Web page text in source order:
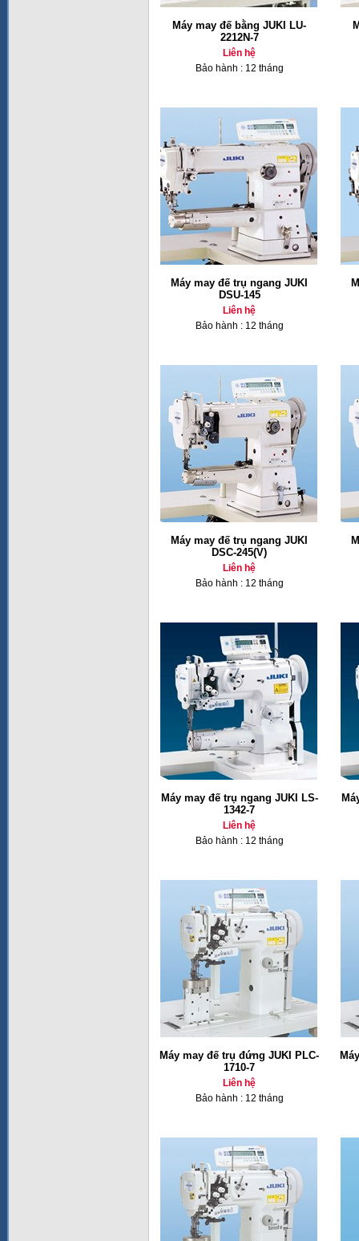
Máy may đế bằng JUKI LU-
2212N-7
Liên hệ
Bảo hành : 12 tháng
Máy may đế trụ ngang JUKI
DSU-145
Liên hệ
Bảo hành : 12 tháng
Máy may đế trụ ngang JUKI
DSC-245(V)
Liên hệ
Bảo hành : 12 tháng
Máy may đế trụ ngang JUKI LS-
1342-7
Liên hệ
Bảo hành : 12 tháng
Máy may đế trụ đứng JUKI PLC-
1710-7
Liên hệ
Bảo hành : 12 tháng